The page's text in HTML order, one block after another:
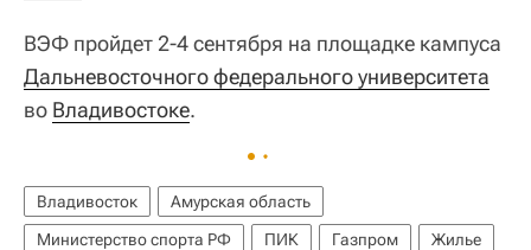
ВЭФ пройдет 2-4 сентября на площадке кампуса
Дальневосточного федерального университета
во Владивостоке.
Владивосток
Амурская область
Министерство спорта РФ
ПИК Газпром
Жилье